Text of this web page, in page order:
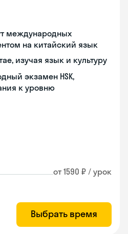
международных
на китайский язык
изучая язык и культуру
экзамен HSK,
к уровню
от 1590 ₽ / урок
Выбрать время